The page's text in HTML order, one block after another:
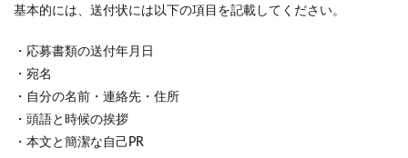
基本的には、送付状には以下の項目を記載してください。
・応募書類の送付年月日
・宛名
・自分の名前・連絡先・住所
・頭語と時候の挨拶
・本文と簡潔な自己PR